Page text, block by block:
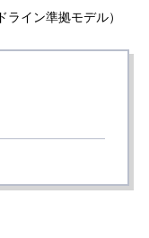
イン準拠モデル）